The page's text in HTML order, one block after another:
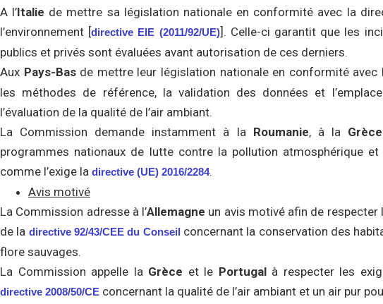
A l’Italie de mettre sa législation nationale en conformité avec la
l’environnement [directive EIE (2011/92/UE)]. Celle-ci garantit que les
publics et privés sont évaluées avant autorisation de ces derniers.
Aux Pays-Basde mettre leur législation nationale en conformité avec
les méthodes de référence, la validation des données et
l’évaluation de la qualité de l’air ambiant.
La Commission demande instamment à la Roumanie, à la Grèce
programmes nationaux de lutte contre la pollution atmosphérique
comme l’exige la directive (UE) 2016/2284.
Avis motivé
La Commission adresse à l’Allemagne un avis motivé afin de
de la directive 92/43/CEE du Conseil concernant la conservation des
flore sauvages.
La Commission appelle la Grèce et le Portugal à respecter les
directive 2008/50/CE concernant la qualité de l’air ambiant et un air pur